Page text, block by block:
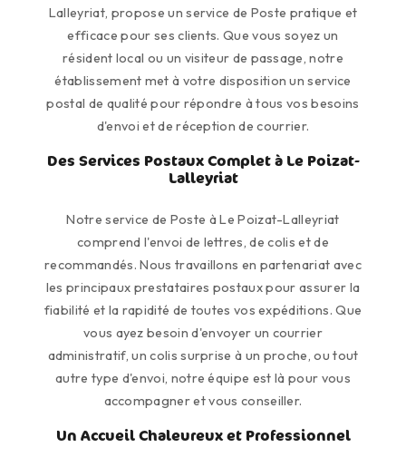
Lalleyriat, propose un service de Poste pratique et
efficace pour ses clients. Que vous soyez un
résident local ou un visiteur de passage, notre
établissement met à votre disposition un service
postal de qualité pour répondre à tous vos besoins
d'envoi et de réception de courrier.
Des Services Postaux Complet à Le Poizat-
Lalleyriat
Notre service de Poste à Le Poizat-Lalleyriat
comprend l'envoi de lettres, de colis et de
recommandés. Nous travaillons en partenariat avec
les principaux prestataires postaux pour assurer la
fiabilité et la rapidité de toutes vos expéditions. Que
vous ayez besoin d'envoyer un courrier
administratif, un colis surprise à un proche, ou tout
autre type d'envoi, notre équipe est là pour vous
accompagner et vous conseiller.
Un Accueil Chaleureux et Professionnel